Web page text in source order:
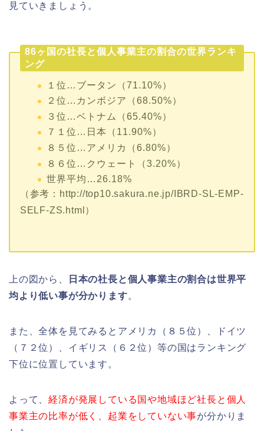
見ていきましょう。
86ヶ国の社長と個人事業主の割合の世界ランキ
ング
１位…ブータン（71.10%）
２位…カンボジア（68.50%）
３位…ベトナム（65.40%）
７１位…日本（11.90%）
８５位…アメリカ（6.80%）
８６位…クウェート（3.20%）
世界平均…26.18%
（参考：http://top10.sakura.ne.jp/IBRD-SL-EMP-
SELF-ZS.html）
上の図から、
日本の社長と個人事業主の割合は世界平
均より低い事が分かります。
また、全体を見てみるとアメリカ（８５位）、ドイツ
（７２位）、イギリス（６２位）等の国はランキング
下位に位置しています。
よって、経済が発展している国や地域ほど社長と個人
事業主の比率が低く、起業をしていない事が分かりま